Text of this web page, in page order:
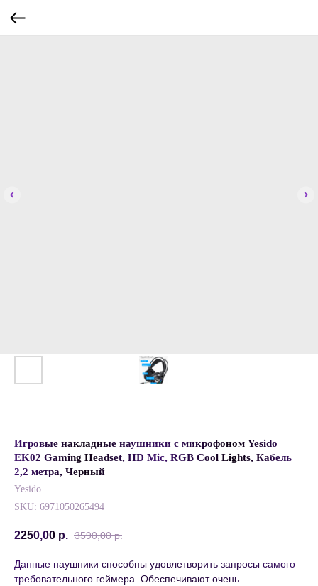
Игровые накладные наушники с микрофоном Yesido
EK02 Gaming Headset, HD Mic, RGB Cool Lights, Кабель
2,2 метра, Черный
Yesido
SKU: 6971050265494
2250,00 р. 3590,00 р.
Данные наушники способны удовлетворить запросы самого
требовательного геймера. Обеспечивают очень